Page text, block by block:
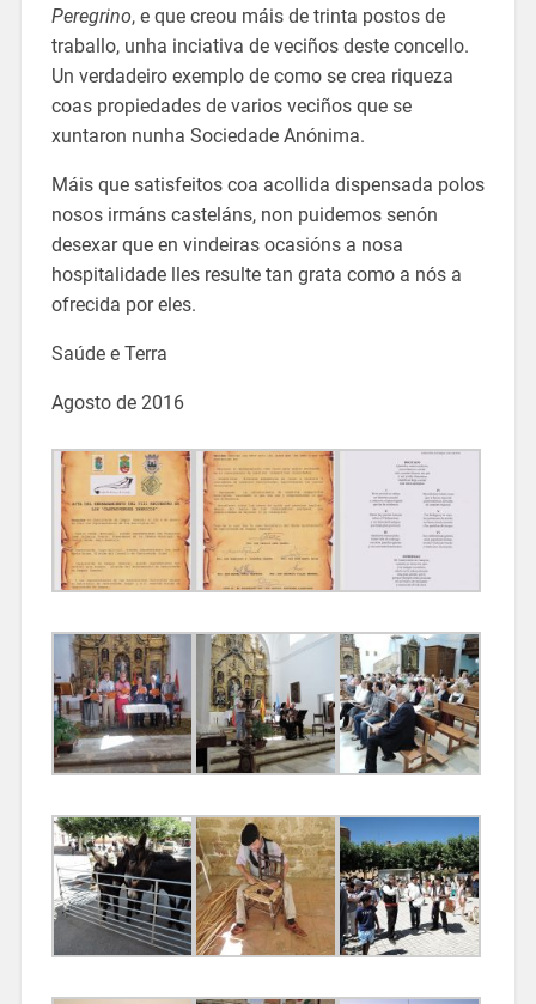
Peregrino, e que creou máis de trinta postos de
traballo, unha inciativa de veciños deste concello.
Un verdadeiro exemplo de como se crea riqueza
coas propiedades de varios veciños que se
xuntaron nunha Sociedade Anónima.
Máis que satisfeitos coa acollida dispensada polos
nosos irmáns casteláns, non puidemos senón
desexar que en vindeiras ocasións a nosa
hospitalidade lles resulte tan grata como a nós a
ofrecida por eles.
Saúde e Terra
Agosto de 2016